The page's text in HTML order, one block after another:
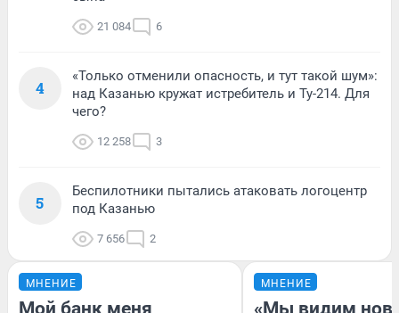
21 084 6
4
«Только отменили опасность, и тут такой шум»:
над Казанью кружат истребитель и Ту-214. Для
чего?
12 258 3
5
Беспилотники пытались атаковать логоцентр
под Казанью
7 656 2
МНЕНИЕ
Мой банк меня
МНЕНИЕ
«Мы видим